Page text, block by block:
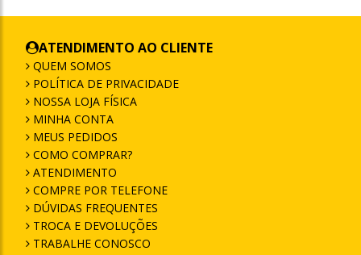
ATENDIMENTO AO CLIENTE
QUEM SOMOS
POLÍTICA DE PRIVACIDADE
NOSSA LOJA FÍSICA
MINHA CONTA
MEUS PEDIDOS
COMO COMPRAR?
ATENDIMENTO
COMPRE POR TELEFONE
DÚVIDAS FREQUENTES
TROCA E DEVOLUÇÕES
TRABALHE CONOSCO